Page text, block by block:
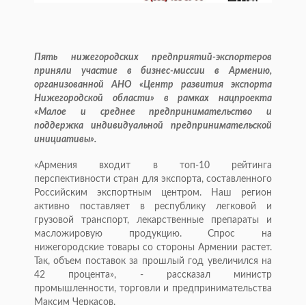
Пять нижегородских предприятий-экспортеров
приняли участие в бизнес-миссии в Армению,
организованной АНО «Центр развития экспорта
Нижегородской области» в рамках нацпроекта
«Малое и среднее предпринимательство и
поддержка индивидуальной предпринимательской
инициативы».
«Армения входит в топ-10 рейтинга
перспективности стран для экспорта, составленного
Российским экспортным центром. Наш регион
активно поставляет в республику легковой и
грузовой транспорт, лекарственные препараты и
масложировую продукцию. Спрос на
нижегородские товары со стороны Армении растет.
Так, объем поставок за прошлый год увеличился на
42 процента», - рассказал министр
промышленности, торговли и предпринимательства
Максим Черкасов.